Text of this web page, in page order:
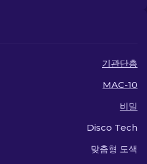
기관단총
MAC-10
비밀
Disco Tech
맞춤형 도색